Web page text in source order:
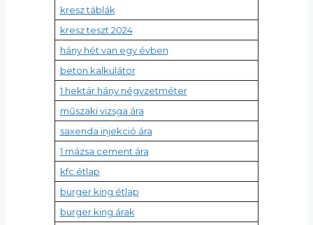
kresz táblák
kresz teszt 2024
hány hét van egy évben
beton kalkulátor
1 hektár hány négyzetméter
műszaki vizsga ára
saxenda injekció ára
1 mázsa cement ára
kfc étlap
burger king étlap
burger king árak